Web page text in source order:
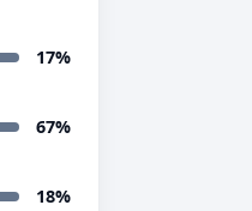
17%
67%
18%